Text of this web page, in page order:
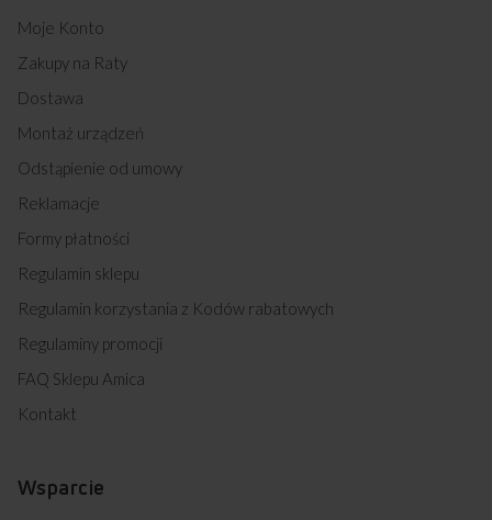
Moje Konto
Zakupy na Raty
Dostawa
Montaż urządzeń
Odstąpienie od umowy
Reklamacje
Formy płatności
Regulamin sklepu
Regulamin korzystania z Kodów rabatowych
Regulaminy promocji
FAQ Sklepu Amica
Kontakt
Wsparcie